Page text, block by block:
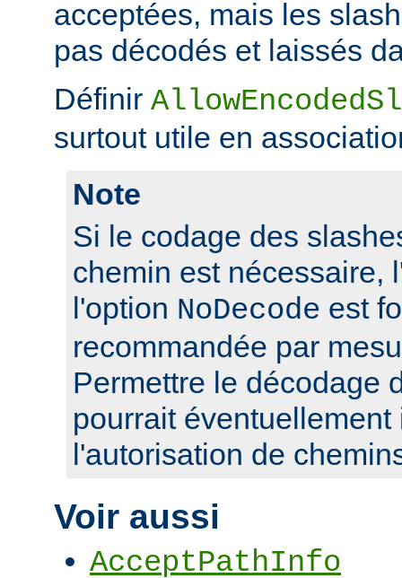
acceptées, mais les
pas décodés et laissés
Définir
surtout utile en
Note
Si le codage des
chemin est nécessaire,
l'option NoDecode est
recommandée par
Permettre le décodage
pourrait éventuellement
l'autorisation de
Voir aussi
AcceptPathInfo